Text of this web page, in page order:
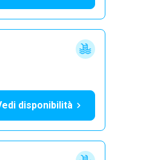
disponibilità